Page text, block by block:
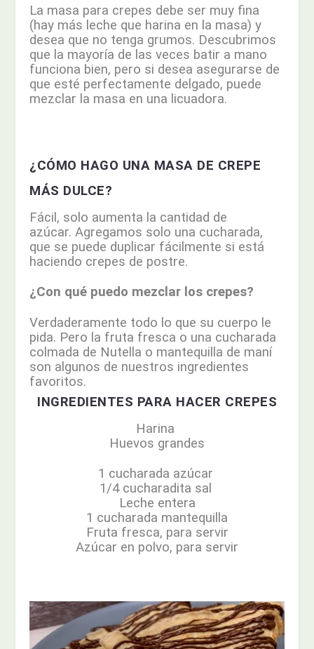
La masa para crepes debe ser muy fina
(hay más leche que harina en la masa) y
desea que no tenga grumos. Descubrimos
que la mayoría de las veces batir a mano
funciona bien, pero si desea asegurarse de
que esté perfectamente delgado, puede
mezclar la masa en una licuadora.
¿CÓMO HAGO UNA MASA DE CREPE
MÁS DULCE?
Fácil, solo aumenta la cantidad de
azúcar.Agregamos solo una cucharada,
que se puede duplicar fácilmente si está
haciendo crepes de postre.
¿Con qué puedo mezclar los crepes?
Verdaderamente todo lo que su cuerpo le
pida. Pero la fruta fresca o una cucharada
colmada de Nutella o mantequilla de maní
son algunos de nuestros ingredientes
favoritos.
INGREDIENTES PARA HACER CREPES
Harina
Huevos grandes
1 cucharada azúcar
1/4 cucharadita sal
Leche entera
1 cucharada mantequilla
Fruta fresca, para servir
Azúcar en polvo, para servir